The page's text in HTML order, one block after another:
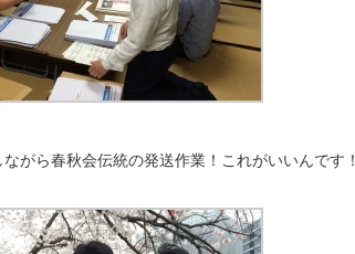
がら春秋会伝統の発送作業！これがいいんです！